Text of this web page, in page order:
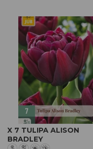
X 7 TULIPA ALISON
BRADLEY